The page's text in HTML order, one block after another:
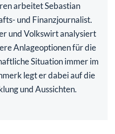
arbeitet Sebastian
und Finanzjournalist.
und Volkswirt analysiert
Anlageoptionen für die
Situation immer im
legt er dabei auf die
und Aussichten.